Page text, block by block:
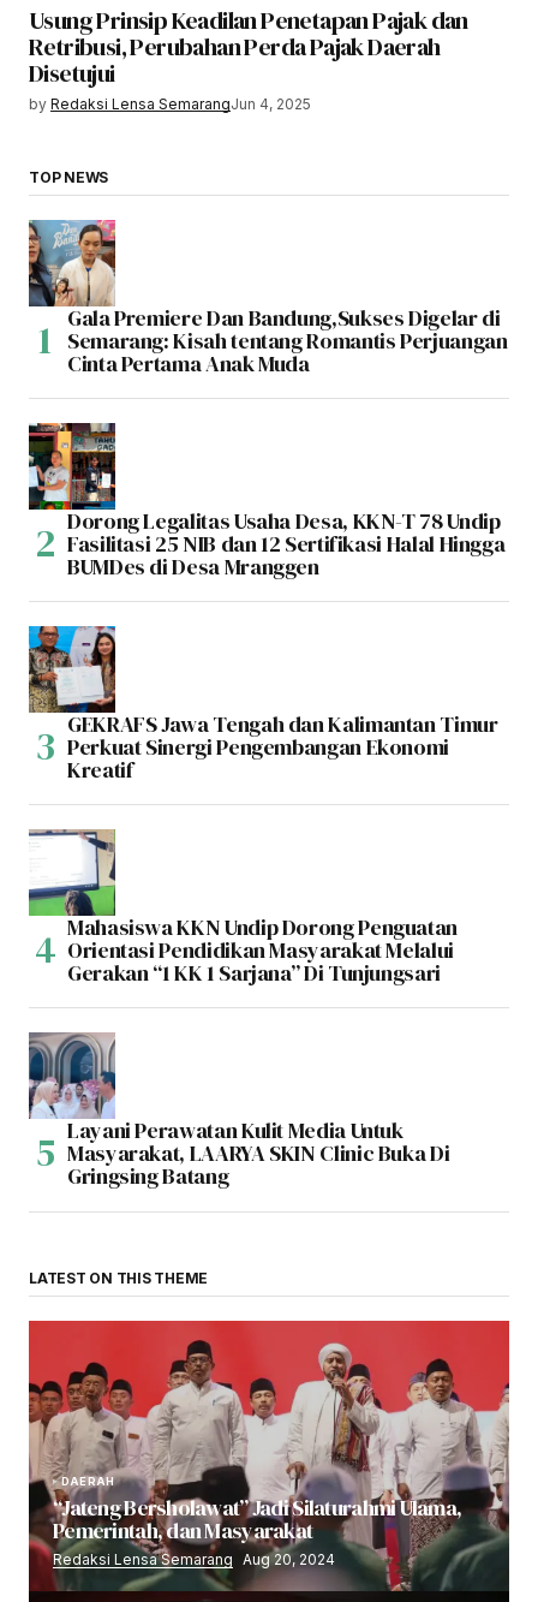
Usung Prinsip Keadilan Penetapan Pajak dan
Retribusi, Perubahan Perda Pajak Daerah
Disetujui
by Redaksi Lensa SemarangJun 4, 2025
TOP NEWS
Gala Premiere Dan Bandung,Sukses Digelar di
Semarang: Kisah tentang Romantis Perjuangan
Cinta Pertama Anak Muda
Dorong Legalitas Usaha Desa, KKN-T 78 Undip
Fasilitasi 25 NIB dan 12 Sertifikasi Halal Hingga
BUMDes di Desa Mranggen
GEKRAFS Jawa Tengah dan Kalimantan Timur
Perkuat Sinergi Pengembangan Ekonomi
Kreatif
Mahasiswa KKN Undip Dorong Penguatan
Orientasi Pendidikan Masyarakat Melalui
Gerakan “1 KK 1 Sarjana” Di Tunjungsari
Layani Perawatan Kulit Media Untuk
Masyarakat, LAARYA SKIN Clinic Buka Di
Gringsing Batang
LATEST ON THIS THEME
DAERAH
“Jateng Bersholawat” Jadi Silaturahmi Ulama,
Pemerintah, dan Masyarakat
Redaksi Lensa Semarang Aug 20, 2024